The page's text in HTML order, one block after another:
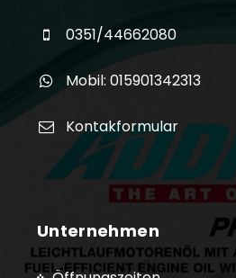
0351/44662080
Mobil: 015901342313
Kontakformular
Unternehmen